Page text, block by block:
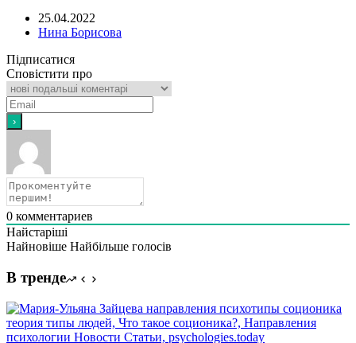
25.04.2022
Нина Борисова
Підписатися
Сповістити про
0 комментариев
Найстаріші
Найновіше Найбільше голосів
В тренде